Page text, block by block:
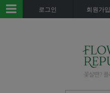
로그인 회원가입